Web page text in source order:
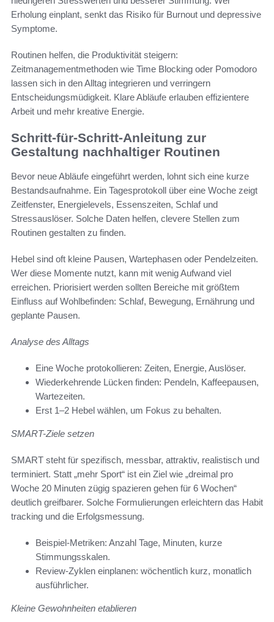
Erholung einplant, senkt das Risiko für Burnout und depressive
Symptome.
Routinen helfen, die Produktivität steigern:
Zeitmanagementmethoden wie Time Blocking oder Pomodoro
lassen sich in den Alltag integrieren und verringern
Entscheidungsmüdigkeit. Klare Abläufe erlauben effizientere
Arbeit und mehr kreative Energie.
Schritt-für-Schritt-Anleitung zur
Gestaltung nachhaltiger Routinen
Bevor neue Abläufe eingeführt werden, lohnt sich eine kurze
Bestandsaufnahme. Ein Tagesprotokoll über eine Woche zeigt
Zeitfenster, Energielevels, Essenszeiten, Schlaf und
Stressauslöser. Solche Daten helfen, clevere Stellen zum
Routinen gestalten zu finden.
Hebel sind oft kleine Pausen, Wartephasen oder Pendelzeiten.
Wer diese Momente nutzt, kann mit wenig Aufwand viel
erreichen. Priorisiert werden sollten Bereiche mit größtem
Einfluss auf Wohlbefinden: Schlaf, Bewegung, Ernährung und
geplante Pausen.
Analyse des Alltags
Eine Woche protokollieren: Zeiten, Energie, Auslöser.
Wiederkehrende Lücken finden: Pendeln, Kaffeepausen,
Wartezeiten.
Erst 1–2 Hebel wählen, um Fokus zu behalten.
SMART-Ziele setzen
SMART steht für spezifisch, messbar, attraktiv, realistisch und
terminiert. Statt „mehr Sport“ ist ein Ziel wie „dreimal pro
Woche 20 Minuten zügig spazieren gehen für 6 Wochen“
deutlich greifbarer. Solche Formulierungen erleichtern das Habit
tracking und die Erfolgsmessung.
Beispiel-Metriken: Anzahl Tage, Minuten, kurze
Stimmungsskalen.
Review-Zyklen einplanen: wöchentlich kurz, monatlich
ausführlicher.
Kleine Gewohnheiten etablieren